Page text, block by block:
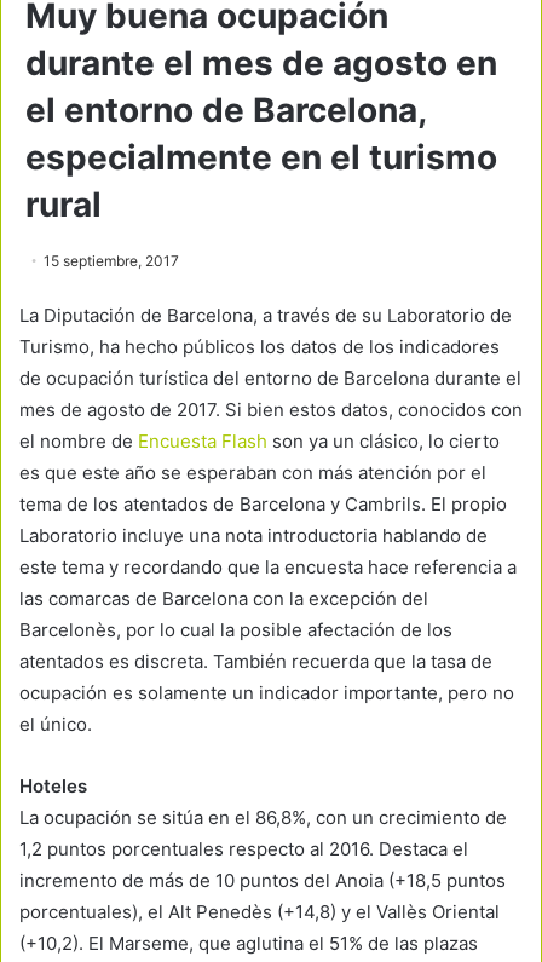
Muy buena ocupación
durante el mes de agosto en
el entorno de Barcelona,
especialmente en el turismo
rural
15 septiembre, 2017
La Diputación de Barcelona, a través de su Laboratorio de
Turismo, ha hecho públicos los datos de los indicadores
de ocupación turística del entorno de Barcelona durante el
mes de agosto de 2017. Si bien estos datos, conocidos con
el nombre de Encuesta Flash son ya un clásico, lo cierto
es que este año se esperaban con más atención por el
tema de los atentados de Barcelona y Cambrils. El propio
Laboratorio incluye una nota introductoria hablando de
este tema y recordando que la encuesta hace referencia a
las comarcas de Barcelona con la excepción del
Barcelonès, por lo cual la posible afectación de los
atentados es discreta. También recuerda que la tasa de
ocupación es solamente un indicador importante, pero no
el único.
Hoteles
La ocupación se sitúa en el 86,8%, con un crecimiento de
1,2 puntos porcentuales respecto al 2016. Destaca el
incremento de más de 10 puntos del Anoia (+18,5 puntos
porcentuales), el Alt Penedès (+14,8) y el Vallès Oriental
(+10,2). El Marseme, que aglutina el 51% de las plazas